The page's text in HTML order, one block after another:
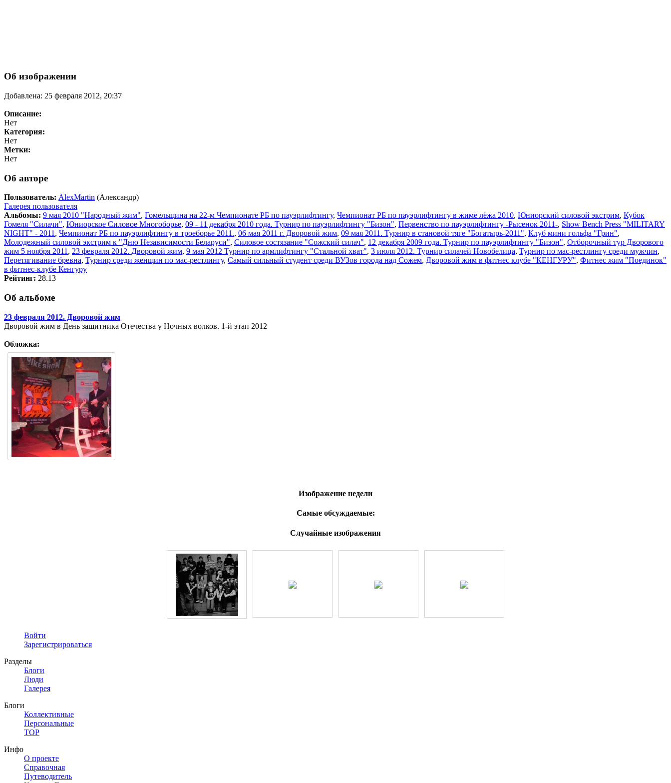
Об изображении
Добавлена: 25 февраля 2012, 20:37
Описание:
Нет
Категория:
Нет
Метки:
Нет
Об авторе
Пользователь: AlexMartin (Александр)
Галерея пользователя
Альбомы: 9 мая 2010 "Народный жим", Гомельщина на 22-м Чемпионате РБ по пауэрлифтингу, Чемпионат РБ по пауэрлифтингу в жиме лёжа 2010, Юниорский силовой экстрим, Кубок
Гомеля "Силачи", Юниорское Силовое Многоборье, 09 - 11 декабря 2010 года. Турнир по пауэрлифтингу "Бизон", Первенство по пауэрлифтингу -Рысенок 2011-, Show Bench Press "MILITARY
NIGHT" - 2011 , Чемпионат РБ по пауэрлифтингу в троеборье 2011., 06 мая 2011 г. Дворовой жим, 09 мая 2011. Турнир в становой тяге "Богатырь-2011", Клуб мини гольфа "Грин",
Молодежный силовой экстрим к "Дню Независимости Беларуси", Силовое состязание "Сожский силач", 12 декабря 2009 года. Турнир по пауэрлифтингу "Бизон", Отборочный тур Дворового
жим 5 ноября 2011 , 23 февраля 2012. Дворовой жим, 9 мая 2012 Турнир по армлифтингу "Стальной хват", 3 июля 2012. Турнир силачей Новобелица, Турнир по мас-рестлингу среди мужчин,
Перетягивание бревна, Турнир среди женщин по мас-рестлингу, Самый сильный студент среди ВУЗов города над Сожем, Дворовой жим в фитнес клубе "КЕНГУРУ", Фитнес жим "Поединок"
в фитнес-клубе Кенгуру
Рейтинг: 28.13
Об альбоме
23 февраля 2012. Дворовой жим
Дворовой жим в День защитника Отечества у Ночных волков. 1-й этап 2012
Обложка:
Изображение недели
Самые обсуждаемые:
Случайные изображения
Войти
Зарегистрироваться
Разделы
Блоги
Люди
Галерея
Блоги
Коллективные
Персональные
TOP
Инфо
О проекте
Справочная
Путеводитель